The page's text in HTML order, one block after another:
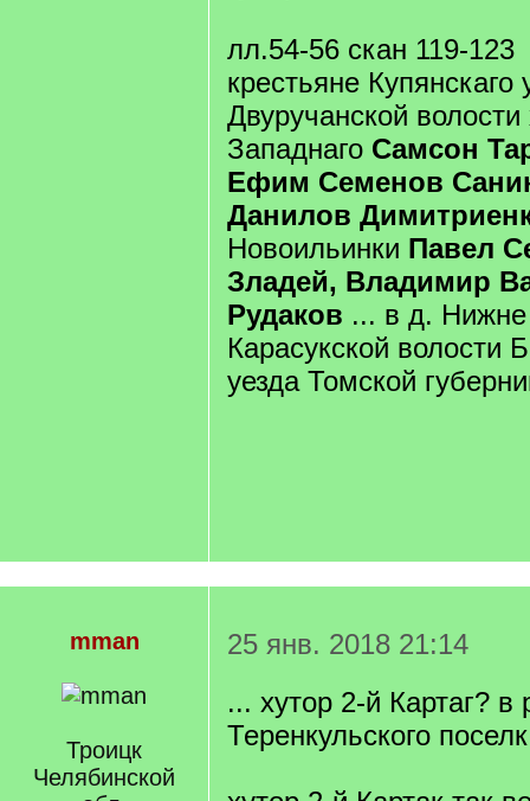
лл.54-56 скан 119-123
крестьяне Купянскаго
Двуручанской волости
Западнаго Самсон
Ефим Семенов
Данилов
Новоильинки Павел
Зладей, Владимир
Рудаков ... в д.
Карасукской волости
уезда Томской
mman
Троицк
Челябинской
25 янв. 2018 21:14
... хутор 2-й Картаг? в
Теренкульского